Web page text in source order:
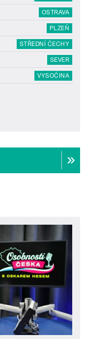
OSTRAVA
PLZEŇ
STŘEDNÍ ČECHY
SEVER
VYSOČINA